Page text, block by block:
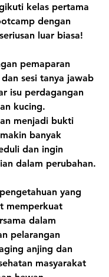
kelas pertama
dengan
luar biasa!
pemaparan
sesi tanya jawab
isu perdagangan
kucing.
menjadi bukti
banyak
dan ingin
dalam perubahan.
yang
memperkuat
dalam
pelarangan
anjing dan
masyarakat